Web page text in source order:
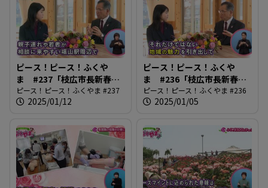
ピース！ピース！ふくや
ま #237「枝広市長新春イ
ンタビュー後編」
ピース！ピース！ふくやま #237
2025/01/12
ピース！ピース！ふくや
ま #236「枝広市長新春イ
ンタビュー前編」
ピース！ピース！ふくやま #236
2025/01/05